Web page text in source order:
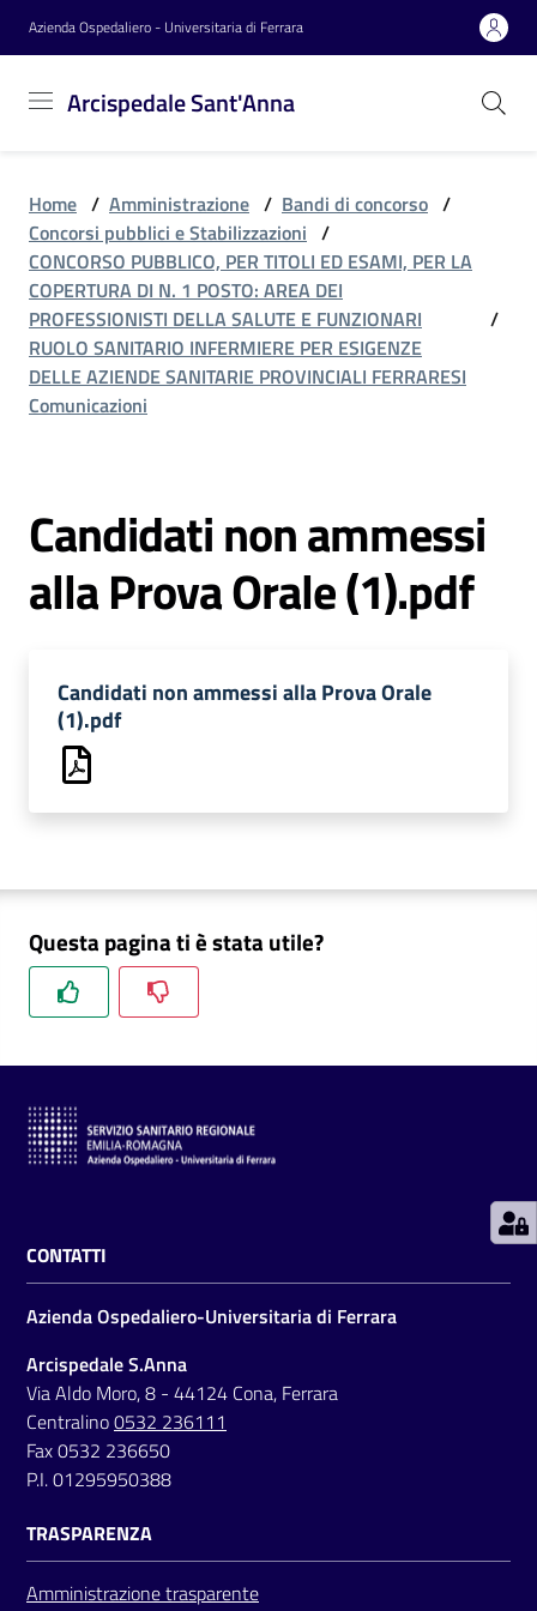
Vai al contenuto
Vai alla navigazione
Vai al footer
Azienda Ospedaliero - Universitaria di Ferrara
Arcispedale Sant'Anna
Sant'Anna
Azienda
Servizi
Reparti
a
i
e
r
v
z
P
i
t
d
i
g
e
n
e
e
A
Home / Amministrazione / Bandi di concorso /
Concorsi pubblici e Stabilizzazioni /
CONCORSO PUBBLICO, PER TITOLI ED ESAMI, PER LA
COPERTURA DI N. 1 POSTO: AREA DEI
PROFESSIONISTI DELLA SALUTE E FUNZIONARI
RUOLO SANITARIO INFERMIERE PER ESIGENZE
DELLE AZIENDE SANITARIE PROVINCIALI FERRARESI
/
Comunicazioni
Candidati non ammessi
alla Prova Orale (1).pdf
Candidati non ammessi alla Prova Orale
(1).pdf
Questa pagina ti è stata utile?
CONTATTI
Azienda Ospedaliero-Universitaria di Ferrara
Arcispedale S.Anna
Via Aldo Moro, 8 - 44124 Cona, Ferrara
Centralino0532 236111
Fax 0532 236650
P.I. 01295950388
TRASPARENZA
Amministrazione trasparente